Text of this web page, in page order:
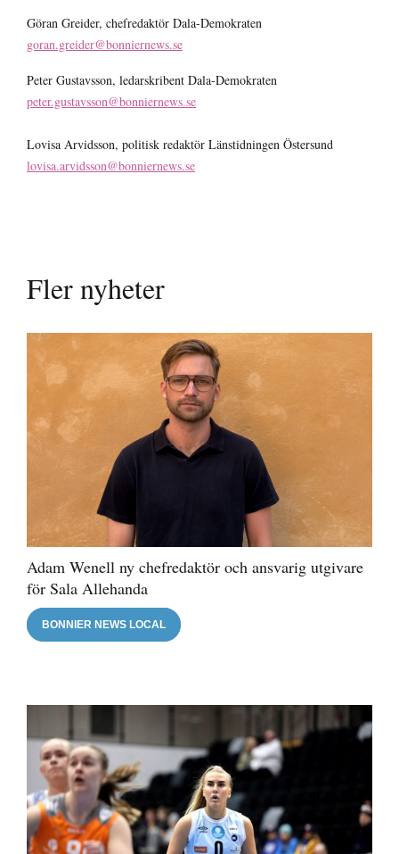
Göran Greider, chefredaktör Dala-Demokraten
goran.greider@bonniernews.se
Peter Gustavsson, ledarskribent Dala-Demokraten
peter.gustavsson@bonniernews.se
Lovisa Arvidsson, politisk redaktör Länstidningen Östersund
lovisa.arvidsson@bonniernews.se
Fler nyheter
Adam Wenell ny chefredaktör och ansvarig utgivare
för Sala Allehanda
BONNIER NEWS LOCAL